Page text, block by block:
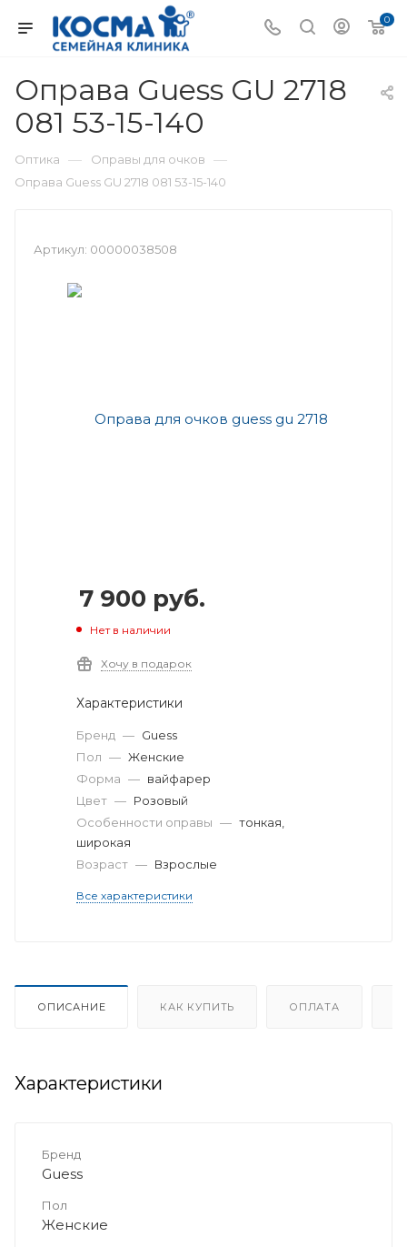
0
Оправа Guess GU 2718
081 53-15-140
Оптика — Оправы для очков —
Оправа Guess GU 2718 081 53-15-140
Артикул: 00000038508
7 900 руб.
Нет в наличии
Хочу в подарок
Характеристики
Бренд — Guess
Пол — Женские
Форма — вайфарер
Цвет — Розовый
Особенности оправы — тонкая,
широкая
Возраст — Взрослые
Все характеристики
ОПИСАНИЕ КАК КУПИТЬ ОПЛАТА
Характеристики
Бренд
Guess
Пол
Женские